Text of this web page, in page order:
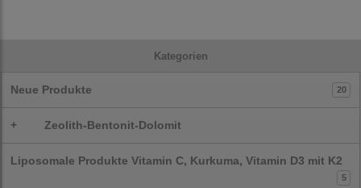
Kategorien
Neue Produkte 20
+ Zeolith-Bentonit-Dolomit
Liposomale Produkte Vitamin C, Kurkuma, Vitamin D3 mit K2
5